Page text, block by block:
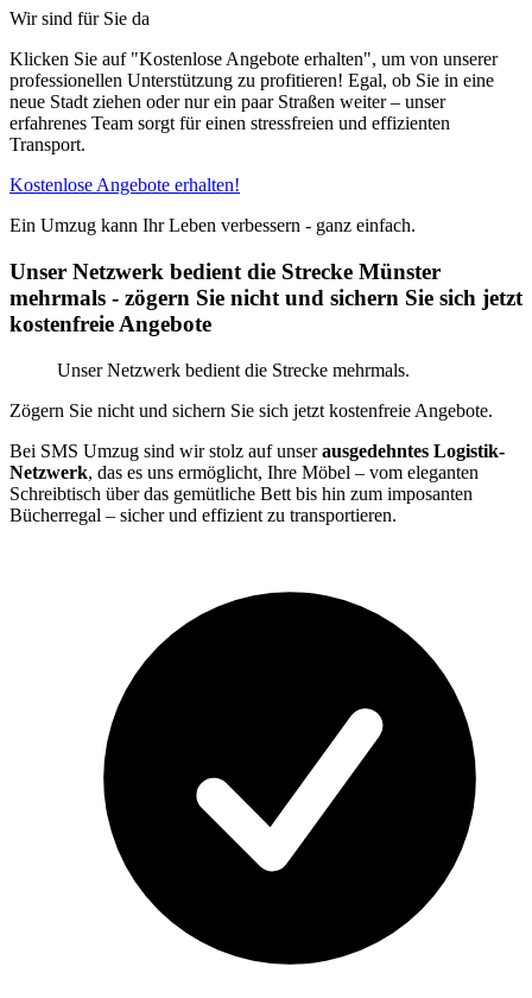
Wir sind für Sie da
Klicken Sie auf "Kostenlose Angebote erhalten", um von unserer
professionellen Unterstützung zu profitieren! Egal, ob Sie in eine
neue Stadt ziehen oder nur ein paar Straßen weiter – unser
erfahrenes Team sorgt für einen stressfreien und effizienten
Transport.
Kostenlose Angebote erhalten!
Ein Umzug kann Ihr Leben verbessern - ganz einfach.
Unser Netzwerk bedient die Strecke Münster
mehrmals - zögern Sie nicht und sichern Sie sich jetzt
kostenfreie Angebote
Unser Netzwerk bedient die Strecke mehrmals.
Zögern Sie nicht und sichern Sie sich jetzt kostenfreie Angebote.
Bei SMS Umzug sind wir stolz auf unserausgedehntes Logistik-
Netzwerk, das es uns ermöglicht, Ihre Möbel – vom eleganten
Schreibtisch über das gemütliche Bett bis hin zum imposanten
Bücherregal – sicher und effizient zu transportieren.